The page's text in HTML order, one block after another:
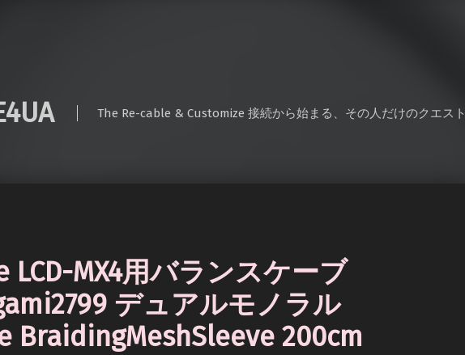
The Re-cable & Customize 接続から始まる、その人だけのクエスト
LCD-MX4用バランスケーブ
デュアルモノラル
BraidingMeshSleeve 200cm